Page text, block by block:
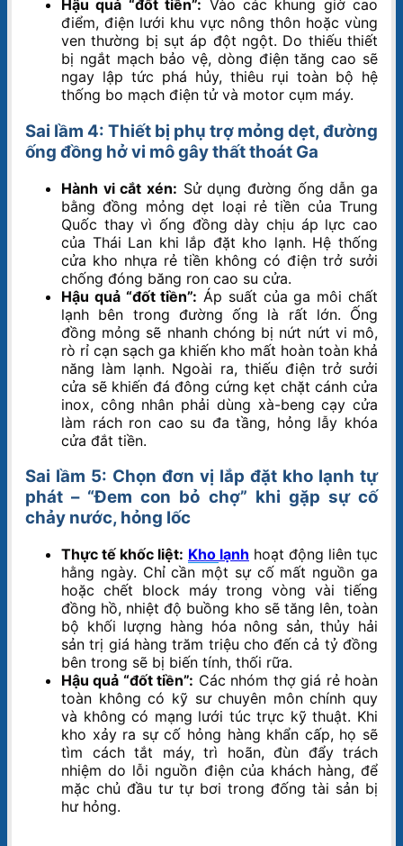
Hậu quả “đốt tiền”: Vào các khung giờ cao
điểm, điện lưới khu vực nông thôn hoặc vùng
ven thường bị sụt áp đột ngột. Do thiếu thiết
bị ngắt mạch bảo vệ, dòng điện tăng cao sẽ
ngay lập tức phá hủy, thiêu rụi toàn bộ hệ
thống bo mạch điện tử và motor cụm máy.
Sai lầm 4: Thiết bị phụ trợ mỏng dẹt, đường
ống đồng hở vi mô gây thất thoát Ga
Hành vi cắt xén: Sử dụng đường ống dẫn ga
bằng đồng mỏng dẹt loại rẻ tiền của Trung
Quốc thay vì ống đồng dày chịu áp lực cao
của Thái Lan khi lắp đặt kho lạnh. Hệ thống
cửa kho nhựa rẻ tiền không có điện trở sưởi
chống đóng băng ron cao su cửa.
Hậu quả “đốt tiền”: Áp suất của ga môi chất
lạnh bên trong đường ống là rất lớn. Ống
đồng mỏng sẽ nhanh chóng bị nứt nứt vi mô,
rò rỉ cạn sạch ga khiến kho mất hoàn toàn khả
năng làm lạnh. Ngoài ra, thiếu điện trở sưởi
cửa sẽ khiến đá đông cứng kẹt chặt cánh cửa
inox, công nhân phải dùng xà-beng cạy cửa
làm rách ron cao su đa tầng, hỏng lẫy khóa
cửa đắt tiền.
Sai lầm 5: Chọn đơn vị lắp đặt kho lạnh tự
phát – “Đem con bỏ chợ” khi gặp sự cố
chảy nước, hỏng lốc
Thực tế khốc liệt: Kho lạnh hoạt động liên tục
hằng ngày. Chỉ cần một sự cố mất nguồn ga
hoặc chết block máy trong vòng vài tiếng
đồng hồ, nhiệt độ buồng kho sẽ tăng lên, toàn
bộ khối lượng hàng hóa nông sản, thủy hải
sản trị giá hàng trăm triệu cho đến cả tỷ đồng
bên trong sẽ bị biến tính, thối rữa.
Hậu quả “đốt tiền”: Các nhóm thợ giá rẻ hoàn
toàn không có kỹ sư chuyên môn chính quy
và không có mạng lưới túc trực kỹ thuật. Khi
kho xảy ra sự cố hỏng hàng khẩn cấp, họ sẽ
tìm cách tắt máy, trì hoãn, đùn đẩy trách
nhiệm do lỗi nguồn điện của khách hàng, để
mặc chủ đầu tư tự bơi trong đống tài sản bị
hư hỏng.